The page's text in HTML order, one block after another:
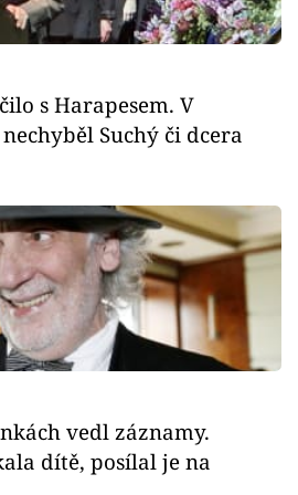
s Harapesem. V
Suchý či dcera
vedl záznamy.
dítě, posílal je na